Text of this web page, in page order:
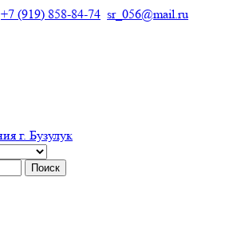
+7 (919) 858-84-74 sr_056@mail.ru
Поиск